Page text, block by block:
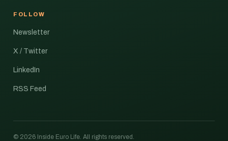
FOLLOW
Newsletter
X / Twitter
LinkedIn
RSS Feed
© 2026 Inside Euro Life. All rights reserved.